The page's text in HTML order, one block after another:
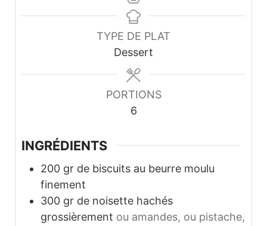
TYPE DE PLAT
Dessert
PORTIONS
6
INGRÉDIENTS
200 gr de biscuits au beurre moulu
finement
300 gr de noisette hachés
grossièrement ou amandes, ou pistache,